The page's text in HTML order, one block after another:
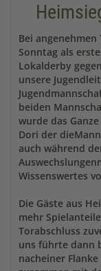
Bei
Sonntag als
Lokalderby
unsere
beiden
wurde das
Dori der
auch während
Wissenswertes
Die Gäste aus
mehr
Torabschluss
uns führte dann
nacheiner